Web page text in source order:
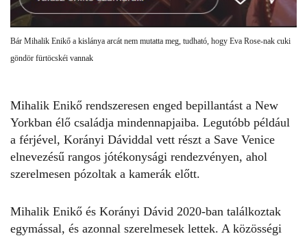
Bár Mihalik Enikő a kislánya arcát nem mutatta meg, tudható, hogy Eva Rose-nak cuki
göndör fürtöcskéi vannak
Mihalik Enikő rendszeresen enged bepillantást a New
Yorkban élő családja mindennapjaiba. Legutóbb például
a férjével, Korányi Dáviddal vett részt a Save Venice
elnevezésű rangos jótékonysági rendezvényen, ahol
szerelmesen pózoltak a kamerák előtt.
Mihalik Enikő és Korányi Dávid 2020-ban találkoztak
egymással, és azonnal szerelmesek lettek. A közösségi